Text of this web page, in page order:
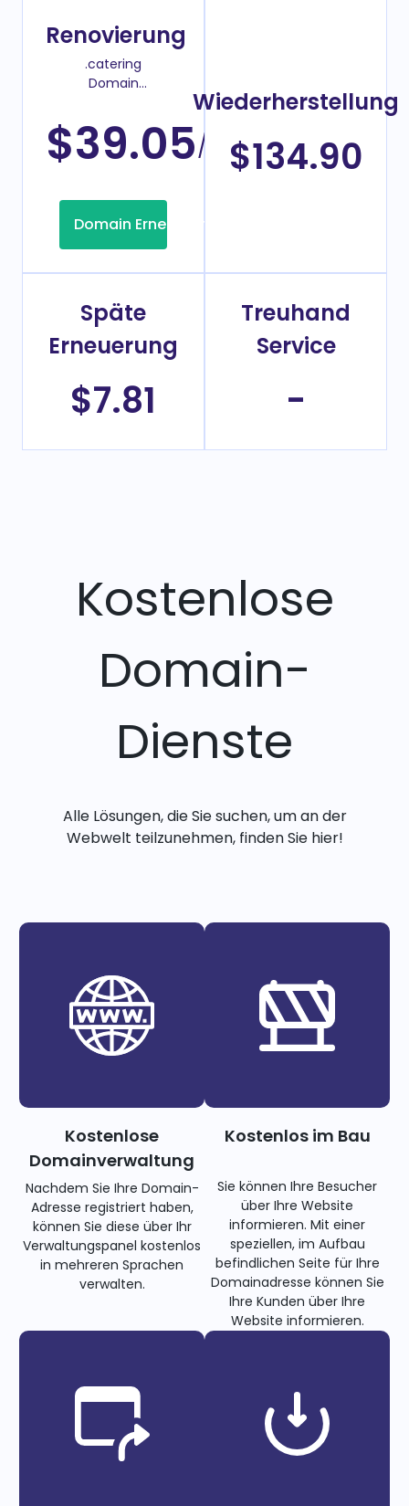
Renovierung
.catering
Domain
$39.05/Jahr
Domain Erneuerung
Wiederherstellung
$134.90
Späte
Erneuerung
$7.81
Treuhand
Service
-
Kostenlose
Domain-
Dienste
Alle Lösungen, die Sie suchen, um an der
Webwelt teilzunehmen, finden Sie hier!
Kostenlose
Domainverwaltung
Nachdem Sie Ihre Domain-
Adresse registriert haben,
können Sie diese über Ihr
Verwaltungspanel kostenlos
in mehreren Sprachen
verwalten.
Kostenlos im Bau
Sie können Ihre Besucher
über Ihre Website
informieren. Mit einer
speziellen, im Aufbau
befindlichen Seite für Ihre
Domainadresse können Sie
Ihre Kunden über Ihre
Website informieren.